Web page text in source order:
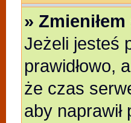
»
Jeżeli jesteś
prawidłowo,
że czas
aby naprawił